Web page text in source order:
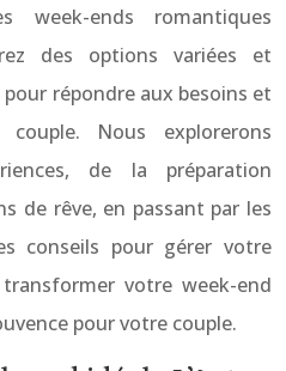
week-ends romantiques
des options variées et
répondre aux besoins et
Nous explorerons
de la préparation
de rêve, en passant par les
conseils pour gérer votre
votre week-end
pour votre couple.